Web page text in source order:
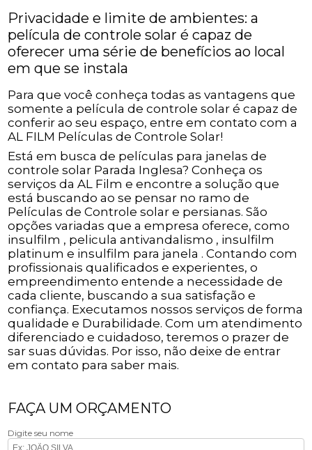
Privacidade e limite de ambientes: a
película de controle solar é capaz de
oferecer uma série de benefícios ao local
em que se instala
Para que você conheça todas as vantagens que
somente a película de controle solar é capaz de
conferir ao seu espaço, entre em contato com a
AL FILM Películas de Controle Solar!
Está em busca de películas para janelas de
controle solar Parada Inglesa? Conheça os
serviços da AL Film e encontre a solução que
está buscando ao se pensar no ramo de
Películas de Controle solar e persianas. São
opções variadas que a empresa oferece, como
insulfilm , pelicula antivandalismo , insulfilm
platinum e insulfilm para janela . Contando com
profissionais qualificados e experientes, o
empreendimento entende a necessidade de
cada cliente, buscando a sua satisfação e
confiança. Executamos nossos serviços de forma
qualidade e Durabilidade. Com um atendimento
diferenciado e cuidadoso, teremos o prazer de
sar suas dúvidas. Por isso, não deixe de entrar
em contato para saber mais.
FAÇA UM ORÇAMENTO
Digite seu nome